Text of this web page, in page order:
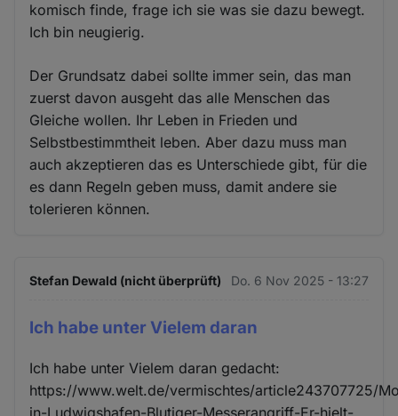
komisch finde, frage ich sie was sie dazu bewegt.
Ich bin neugierig.
Der Grundsatz dabei sollte immer sein, das man
zuerst davon ausgeht das alle Menschen das
Gleiche wollen. Ihr Leben in Frieden und
Selbstbestimmtheit leben. Aber dazu muss man
auch akzeptieren das es Unterschiede gibt, für die
es dann Regeln geben muss, damit andere sie
tolerieren können.
Stefan Dewald (nicht überprüft) Do. 6 Nov 2025 - 13:27
Ich habe unter Vielem daran
Ich habe unter Vielem daran gedacht:
https://www.welt.de/vermischtes/article243707725/